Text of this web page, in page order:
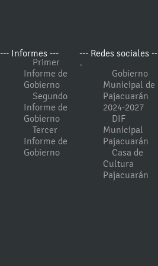
--- Informes ---
Primer
Informe de
Gobierno
Segundo
Informe de
Gobierno
Tercer
Informe de
Gobierno
--- Redes sociales --
-
Gobierno
Municipal de
Pajacuarán
2024-2027
DIF
Municipal
Pajacuarán
Casa de
Cultura
Pajacuarán